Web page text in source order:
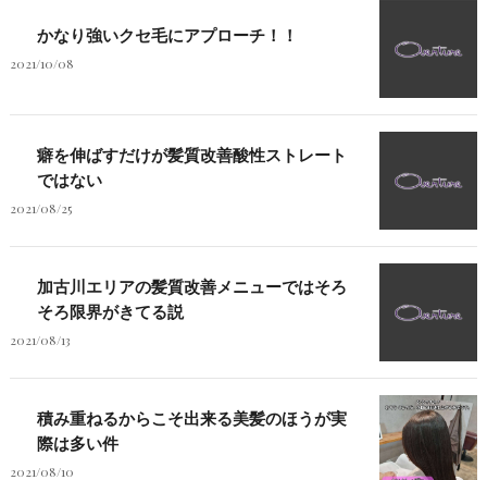
かなり強いクセ毛にアプローチ！！
2021/10/08
癖を伸ばすだけが髪質改善酸性ストレート
ではない
2021/08/25
加古川エリアの髪質改善メニューではそろ
そろ限界がきてる説
2021/08/13
積み重ねるからこそ出来る美髪のほうが実
際は多い件
2021/08/10